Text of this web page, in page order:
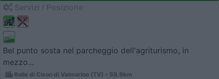
Bel punto sosta nel parcheggio dell'agriturismo, in
mezzo...
Rolle di Cison di Valmarino (TV) - 59.9km